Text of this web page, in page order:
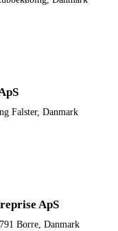
Falster, Danmark
ApS
Borre, Danmark